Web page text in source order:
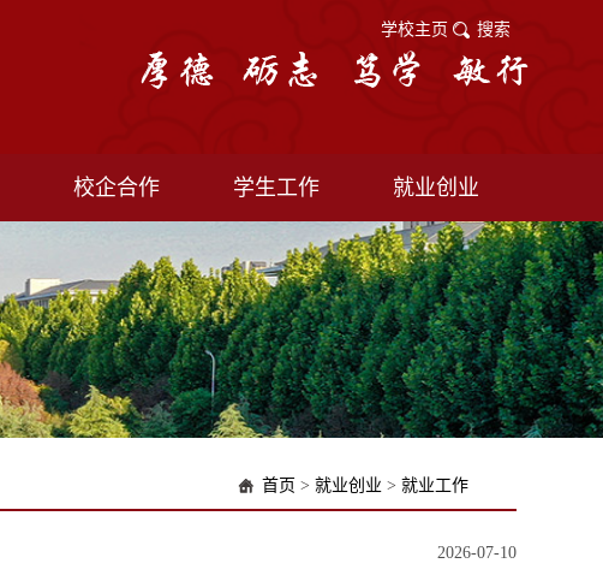
学校主页 搜索
校企合作 学生工作 就业创业
首页 > 就业创业 > 就业工作
2026-07-10